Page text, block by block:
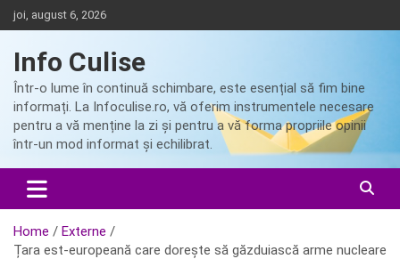
Skip
to
joi, august 6, 2026
Info Culise
Într-o lume în continuă schimbare, este esențial să fim bine
informați. La Infoculise.ro, vă oferim instrumentele necesare
pentru a vă menține la zi și pentru a vă forma propriile opinii
într-un mod informat și echilibrat.
Home
Externe
Țara est-europeană care dorește să găzduiască arme nucleare